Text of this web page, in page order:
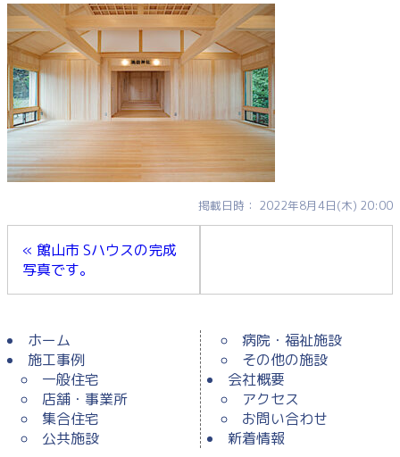
掲載日時： 2022年8月4日(木) 20:00
« 館山市 Sハウスの完成
写真です。
ホーム
施工事例
一般住宅
店舗・事業所
集合住宅
公共施設
病院・福祉施設
その他の施設
会社概要
アクセス
お問い合わせ
新着情報